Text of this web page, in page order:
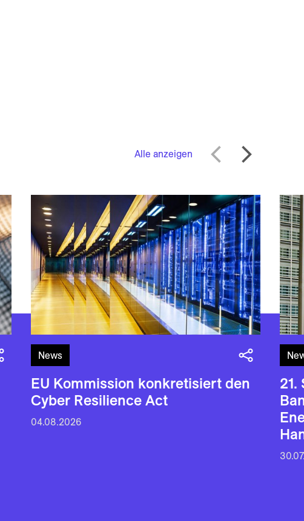
Alle anzeigen
News
EU Kommission konkretisiert den
Cyber Resilience Act
04.08.2026
21.